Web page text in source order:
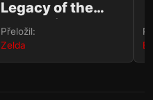
Legacy of the
Dark Knight
Přeložil:
Zelda